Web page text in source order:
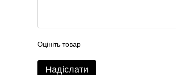
Оцініть товар
Надіслати